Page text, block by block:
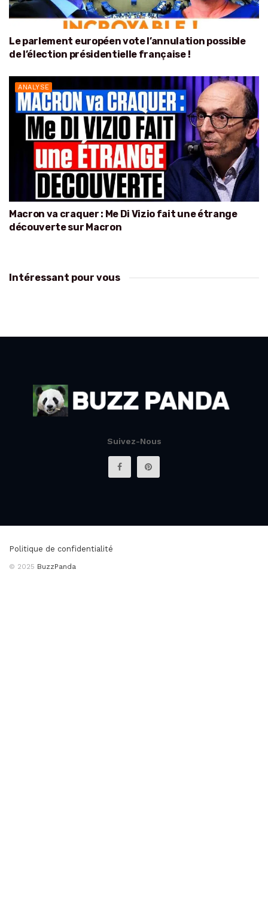
Le parlement européen vote l’annulation possible
de l’élection présidentielle française !
ANALYSE
Macron va craquer : Me Di Vizio fait une étrange
découverte sur Macron
Intéressant pour vous
Suivez-Nous
Politique de confidentialité
© 2025 BuzzPanda